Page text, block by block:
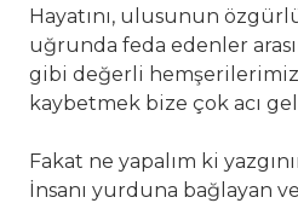
Hayatını, ulusunun
uğrunda feda edenler
gibi değerli
kaybetmek bize çok acı
Fakat ne yapalım ki
İnsanı yurduna bağlayan